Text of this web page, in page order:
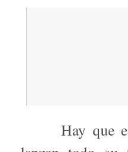
Hay que